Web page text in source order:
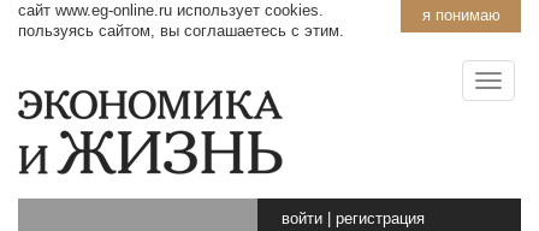
я понимаю
сайт www.eg-online.ru использует cookies.
пользуясь сайтом, вы соглашаетесь с этим.
войти регистрация